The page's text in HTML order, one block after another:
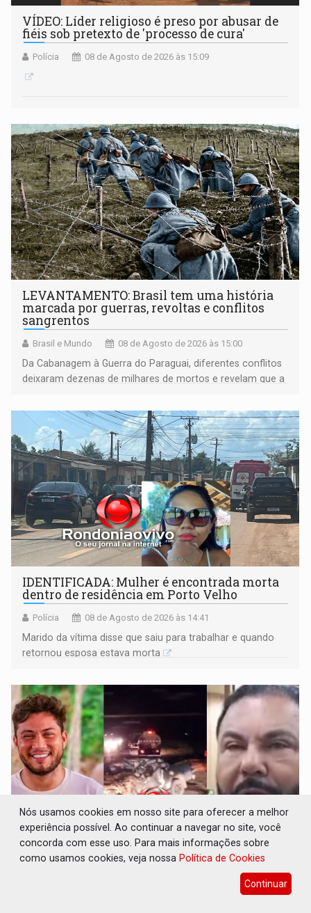
VÍDEO: Líder religioso é preso por abusar de
fiéis sob pretexto de 'processo de cura'
Polícia 08 de Agosto de 2026 às 15:09
LEVANTAMENTO: Brasil tem uma história
marcada por guerras, revoltas e conflitos
sangrentos
Brasil e Mundo 08 de Agosto de 2026 às 15:00
Da Cabanagem à Guerra do Paraguai, diferentes conflitos
deixaram dezenas de milhares de mortos e revelam que a
territoriais e sociais
IDENTIFICADA: Mulher é encontrada morta
dentro de residência em Porto Velho
Polícia 08 de Agosto de 2026 às 14:41
Marido da vítima disse que saiu para trabalhar e quando
retornou esposa estava morta
'XANDY DO MOTOCROSS': Pai morre em
acidente na BR-364 duas semanas após
Nós usamos cookies em nosso site para oferecer a melhor
experiência possível. Ao continuar a navegar no site, você
concorda com esse uso. Para mais informações sobre
como usamos cookies, veja nossa Política de Cookies
Continuar